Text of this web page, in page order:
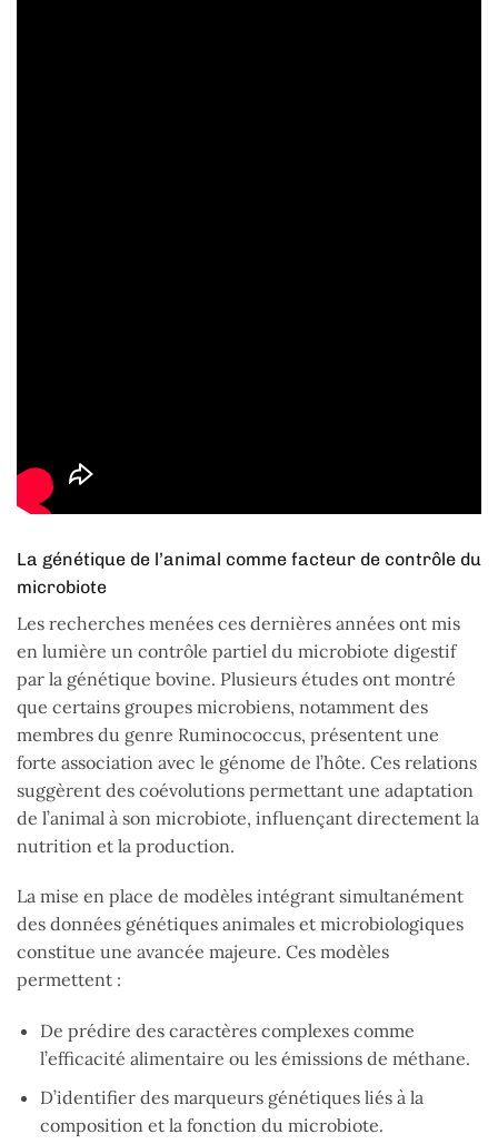
La génétique de l’animal comme facteur de contrôle du
microbiote
Les recherches menées ces dernières années ont mis
en lumière un contrôle partiel du microbiote digestif
par la génétique bovine. Plusieurs études ont montré
que certains groupes microbiens, notamment des
membres du genre Ruminococcus, présentent une
forte association avec le génome de l’hôte. Ces relations
suggèrent des coévolutions permettant une adaptation
de l’animal à son microbiote, influençant directement la
nutrition et la production.
La mise en place de modèles intégrant simultanément
des données génétiques animales et microbiologiques
constitue une avancée majeure. Ces modèles
permettent :
De prédire des caractères complexes comme
l’efficacité alimentaire ou les émissions de méthane.
D’identifier des marqueurs génétiques liés à la
composition et la fonction du microbiote.